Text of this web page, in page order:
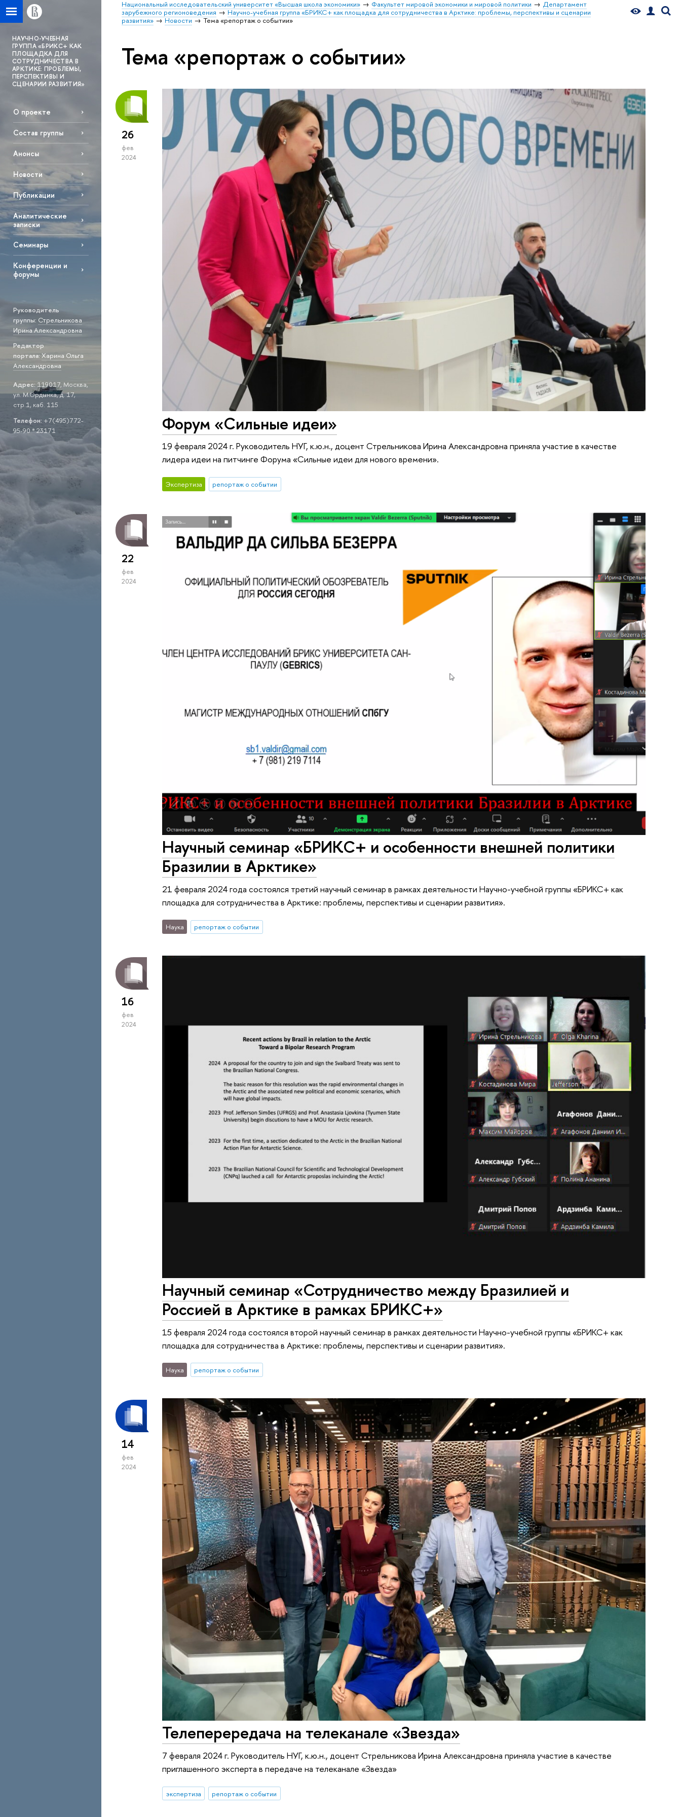
Национальный исследовательский университет «Высшая школа экономики» Факультет мировой экономики и мировой политики
Департамент
зарубежного регионоведения
Научно-учебная группа «БРИКС+ как площадка для сотрудничества в Арктике: проблемы, перспективы и сценарии
развития»
Новости Тема «репортаж о событии»
НАУЧНО-УЧЕБНАЯ
ГРУППА «БРИКС+ КАК
ПЛОЩАДКА ДЛЯ
СОТРУДНИЧЕСТВА В
АРКТИКЕ: ПРОБЛЕМЫ,
ПЕРСПЕКТИВЫ И
СЦЕНАРИИ РАЗВИТИЯ»
О проекте
Состав группы
Анонсы
Новости
Публикации
Аналитические
записки
Семинары
Конференции и
форумы
Руководитель
группы: Стрельникова
Ирина Александровна
Редактор
портала: Харина Ольга
Александровна
Адрес: 119017, Москва,
ул. М.Ордынка, д. 17,
стр.1, каб. 115
Телефон: +7(495)772-
95-90 * 23171
Тема «репортаж о событии»
26
фев
2024
Форум «Сильные идеи»
19 февраля 2024 г. Руководитель НУГ, к.ю.н., доцент Стрельникова Ирина Александровна приняла участие в качестве
лидера идеи на питчинге Форума «Сильные идеи для нового времени».
Экспертиза репортаж о событии
22
фев
2024
Научный семинар «БРИКС+ и особенности внешней политики
Бразилии в Арктике»
21 февраля 2024 года состоялся третий научный семинар в рамках деятельности Научно-учебной группы «БРИКС+ как
площадка для сотрудничества в Арктике: проблемы, перспективы и сценарии развития».
Наука репортаж о событии
16
фев
2024
Научный семинар «Сотрудничество между Бразилией и
Россией в Арктике в рамках БРИКС+»
15 февраля 2024 года состоялся второй научный семинар в рамках деятельности Научно-учебной группы «БРИКС+ как
площадка для сотрудничества в Арктике: проблемы, перспективы и сценарии развития».
Наука репортаж о событии
14
фев
2024
Телеперередача на телеканале «Звезда»
7 февраля 2024 г. Руководитель НУГ, к.ю.н., доцент Стрельникова Ирина Александровна приняла участие в качестве
приглашенного эксперта в передаче на телеканале «Звезда»
экспертиза репортаж о событии